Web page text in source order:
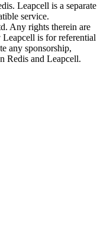
Leapcell is a separate
service.
Any rights therein are
is for referential
any sponsorship,
Redis and Leapcell.